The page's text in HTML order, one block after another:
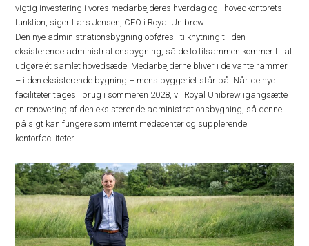
vigtig investering i vores medarbejderes hverdag og i hovedkontorets
funktion, siger Lars Jensen, CEO i Royal Unibrew.
Den nye administrationsbygning opføres i tilknytning til den
eksisterende administrationsbygning, så de to tilsammen kommer til at
udgøre ét samlet hovedsæde. Medarbejderne bliver i de vante rammer
– i den eksisterende bygning – mens byggeriet står på. Når de nye
faciliteter tages i brug i sommeren 2028, vil Royal Unibrew igangsætte
en renovering af den eksisterende administrationsbygning, så denne
på sigt kan fungere som internt mødecenter og supplerende
kontorfaciliteter.